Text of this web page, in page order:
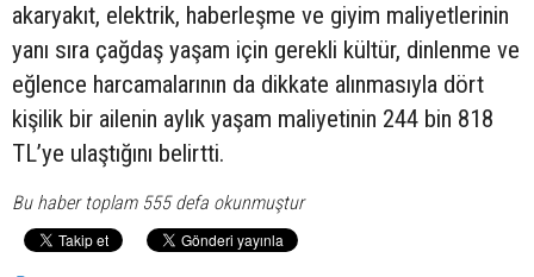
akaryakıt, elektrik, haberleşme ve giyim maliyetlerinin
yanı sıra çağdaş yaşam için gerekli kültür, dinlenme ve
eğlence harcamalarının da dikkate alınmasıyla dört
kişilik bir ailenin aylık yaşam maliyetinin 244 bin 818
TL’ye ulaştığını belirtti.
Bu haber toplam 555 defa okunmuştur